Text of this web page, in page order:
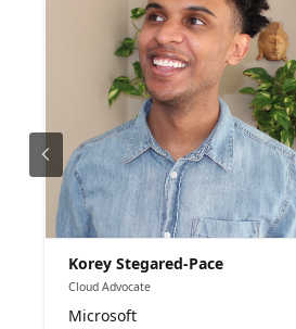
Korey Stegared-Pace
Cloud Advocate
Microsoft